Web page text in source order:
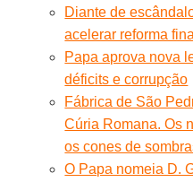
Diante de
acelerar reforma
Papa aprova nova
déficits e corrupção
Fábrica de São
Cúria Romana. Os
os cones de
O Papa nomeia D.